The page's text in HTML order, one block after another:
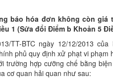
báo hóa đơn không còn giá
1 (Sửa đổi Điểm b Khoản 5
TT-BTC ngày 12/12/2013
phủ quy định xử phạt vi
trường hợp cưỡng chế bằng
cơ quan hải quan như sau: